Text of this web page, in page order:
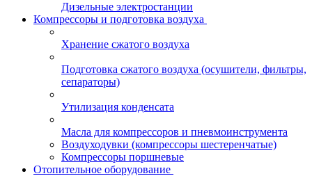
Дизельные электростанции
Компрессоры и подготовка воздуха
Хранение сжатого воздуха
Подготовка сжатого воздуха (осушители, фильтры,
сепараторы)
Утилизация конденсата
Масла для компрессоров и пневмоинструмента
Воздуходувки (компрессоры шестеренчатые)
Компрессоры поршневые
Отопительное оборудование